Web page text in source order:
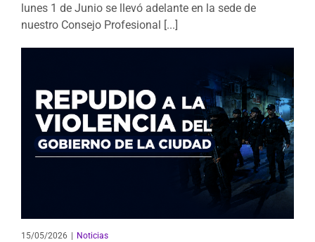
lunes 1 de Junio se llevó adelante en la sede de
nuestro Consejo Profesional [...]
15/05/2026 Noticias